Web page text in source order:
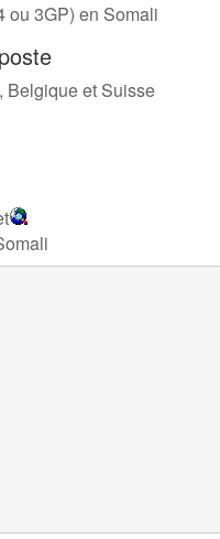
ou 3GP) en Somali
Belgique et Suisse